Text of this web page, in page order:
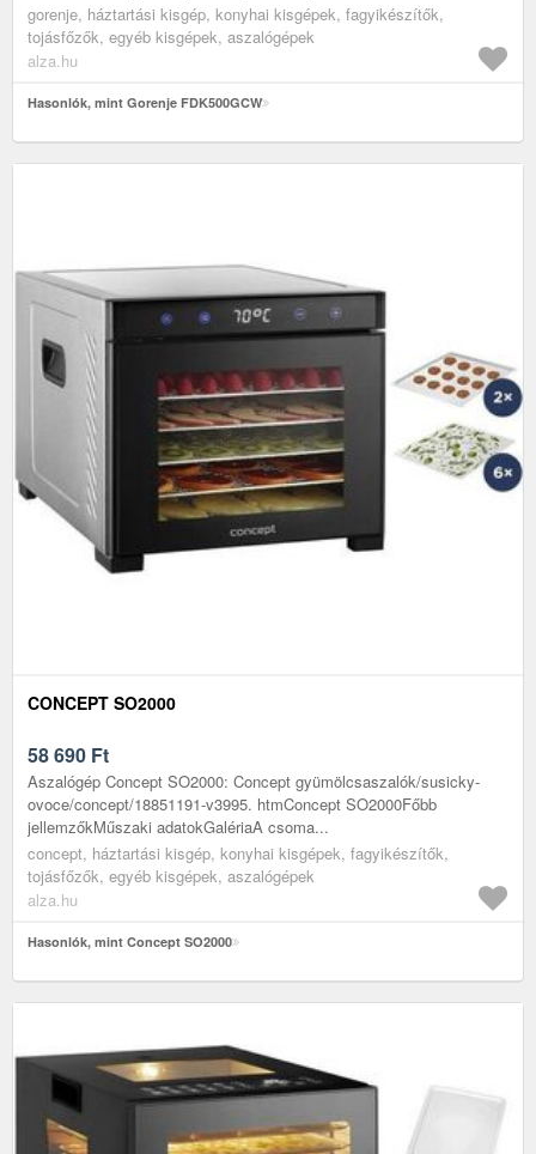
gorenje, háztartási kisgép, konyhai kisgépek, fagyikészítők,
tojásfőzők, egyéb kisgépek, aszalógépek
alza.hu
Hasonlók, mint Gorenje FDK500GCW
CONCEPT SO2000
58 690 Ft
Aszalógép Concept SO2000: Concept gyümölcsaszalók/susicky-
ovoce/concept/18851191-v3995. htmConcept SO2000Főbb
jellemzőkMűszaki adatokGalériaA csoma...
concept, háztartási kisgép, konyhai kisgépek, fagyikészítők,
tojásfőzők, egyéb kisgépek, aszalógépek
alza.hu
Hasonlók, mint Concept SO2000